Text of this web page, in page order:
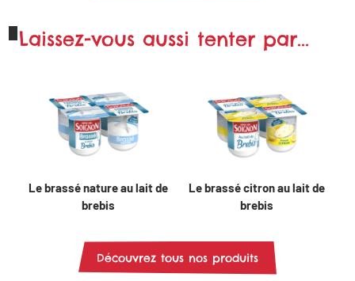
Laissez-vous aussi tenter par...
Le brassé nature au lait de
brebis
Le brassé citron au lait de
brebis
Découvrez tous nos produits